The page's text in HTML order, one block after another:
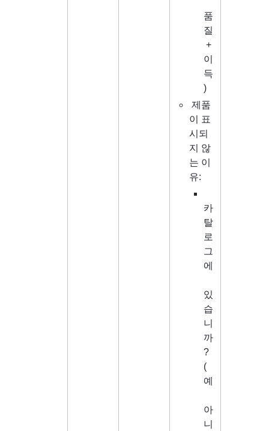
품
질
+
이
득
)
제품
이 표
시되
지 않
는 이
유:
카
탈
로
그
에
있
습
니
까
?
(
예
아
니